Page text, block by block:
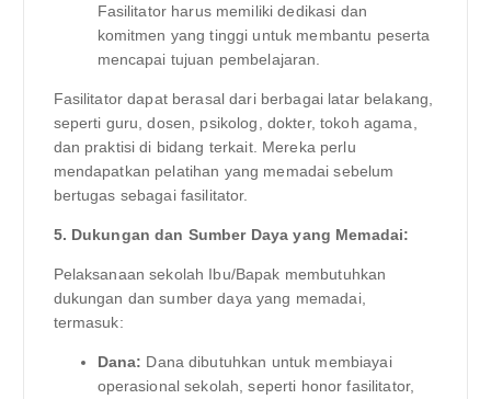
Fasilitator harus memiliki dedikasi dan
komitmen yang tinggi untuk membantu peserta
mencapai tujuan pembelajaran.
Fasilitator dapat berasal dari berbagai latar belakang,
seperti guru, dosen, psikolog, dokter, tokoh agama,
dan praktisi di bidang terkait. Mereka perlu
mendapatkan pelatihan yang memadai sebelum
bertugas sebagai fasilitator.
5. Dukungan dan Sumber Daya yang Memadai:
Pelaksanaan sekolah Ibu/Bapak membutuhkan
dukungan dan sumber daya yang memadai,
termasuk:
Dana: Dana dibutuhkan untuk membiayai
operasional sekolah, seperti honor fasilitator,